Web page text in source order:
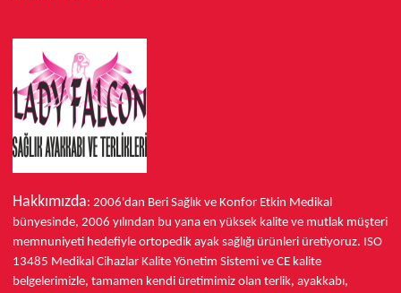
Hakkımızda: 2006'dan Beri Sağlık ve Konfor Etkin Medikal
bünyesinde, 2006 yılından bu yana en yüksek kalite ve mutlak müşteri
memnuniyeti hedefiyle ortopedik ayak sağlığı ürünleri üretiyoruz. ISO
13485 Medikal Cihazlar Kalite Yönetim Sistemi ve CE kalite
belgelerimizle, tamamen kendi üretimimiz olan terlik, ayakkabı,